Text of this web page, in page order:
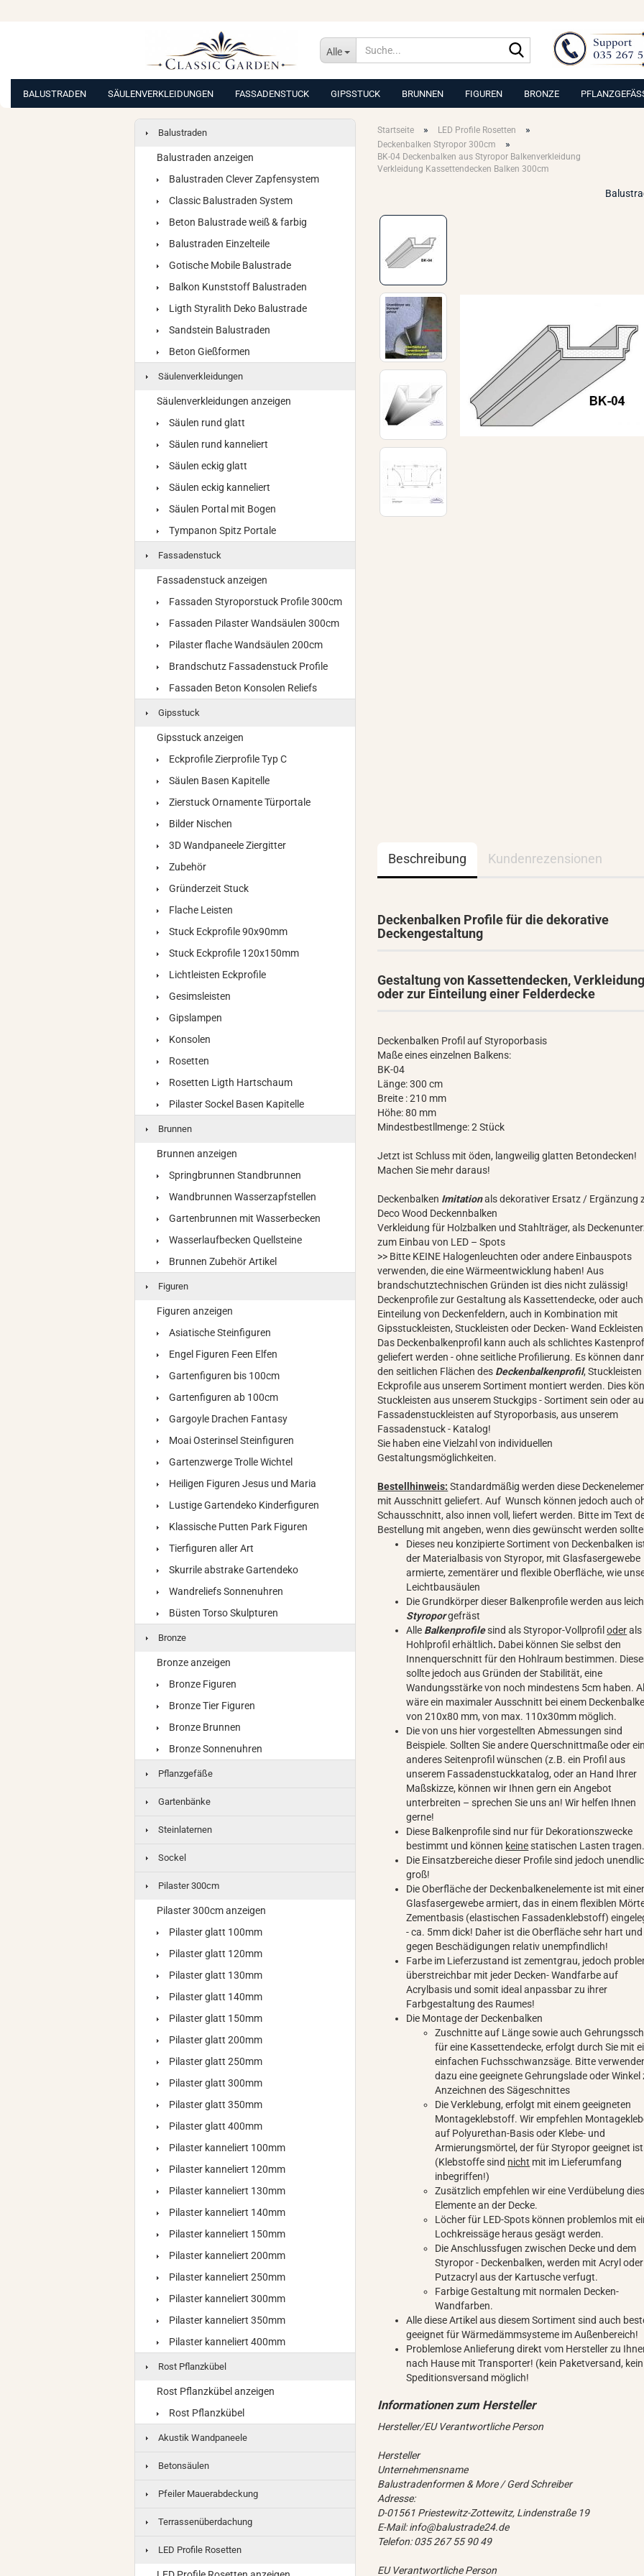
Alle
Suche...
BALUSTRADEN SÄULENVERKLEIDUNGEN FASSADENSTUCK GIPSSTUCK BRUNNEN FIGUREN BRONZE
Startseite » LED Profile Rosetten »
Deckenbalken Styropor 300cm »
BK-04 Deckenbalken aus Styropor Balkenverkleidung
Verkleidung Kassettendecken Balken 300cm
Beschreibung Kundenrezensionen
Deckenbalken Profile für die dekorative
Deckengestaltung
Gestaltung von Kassettendecken, Verkleidung
oder zur Einteilung einer Felderdecke
Deckenbalken Profil auf Styroporbasis
Maße eines einzelnen Balkens:
BK-04
Länge: 300 cm
Breite : 210 mm
Höhe: 80 mm
Mindestbestllmenge: 2 Stück
Jetzt ist Schluss mit öden, langweilig glatten Betondecken!
Machen Sie mehr daraus!
Deckenbalken Imitationals dekorativer Ersatz / Ergänzung
Deco Wood Deckennbalken
Verkleidung für Holzbalken und Stahlträger, als
zum Einbau von LED – Spots
>> Bitte KEINE Halogenleuchten oder andere Einbauspots
verwenden, die eine Wärmeentwicklung haben! Aus
brandschutztechnischen Gründen ist dies nicht zulässig!
Deckenprofile zur Gestaltung als Kassettendecke, oder
Einteilung von Deckenfeldern, auch in Kombination mit
Gipsstuckleisten, Stuckleisten oder Decken- Wand
Das Deckenbalkenprofil kann auch als schlichtes
geliefert werden - ohne seitliche Profilierung. Es können
den seitlichen Flächen des Deckenbalkenprofil, Stuckleisten
Eckprofile aus unserem Sortiment montiert werden. Dies
Stuckleisten aus unserem Stuckgips - Sortiment sein oder
Fassadenstuckleisten auf Styroporbasis, aus unserem
Fassadenstuck - Katalog!
Sie haben eine Vielzahl von individuellen
Gestaltungsmöglichkeiten.
Bestellhinweis: Standardmäßig werden diese
mit Ausschnitt geliefert. Auf Wunsch können jedoch auch
Schausschnitt, also innen voll, liefert werden. Bitte im Text
Bestellung mit angeben, wenn dies gewünscht werden
Dieses neu konzipierte Sortiment von Deckenbalken
der Materialbasis von Styropor, mit Glasfasergewebe
armierte, zementärer und flexible Oberfläche, wie
Leichtbausäulen
Die Grundkörper dieser Balkenprofile werden aus
Styroporgefräst
Alle Balkenprofilesind als Styropor-Vollprofiloderals
Hohlprofil erhältlich. Dabei können Sie selbst den
Innenquerschnitt für den Hohlraum bestimmen.
sollte jedoch aus Gründen der Stabilität, eine
Wandungsstärke von noch mindestens 5cm haben.
wäre ein maximaler Ausschnitt bei einem
von 210x80 mm, von max. 110x30mm möglich.
Die von uns hier vorgestellten Abmessungen sind
Beispiele. Sollten Sie andere Querschnittmaße oder ein
anderes Seitenprofil wünschen (z.B. ein Profil aus
unserem Fassadenstuckkatalog, oder an Hand Ihrer
Maßskizze, können wir Ihnen gern ein Angebot
unterbreiten – sprechen Sie uns an! Wir helfen Ihnen
gerne!
Diese Balkenprofile sind nur für Dekorationszwecke
bestimmt und können keinestatischen Lasten tragen.
Die Einsatzbereiche dieser Profile sind jedoch
groß!
Die Oberfläche der Deckenbalkenelemente ist mit
Glasfasergewebe armiert, das in einem flexiblen
Zementbasis (elastischen Fassadenklebstoff)
- ca. 5mm dick! Daher ist die Oberfläche sehr hart und
gegen Beschädigungen relativ unempfindlich!
Farbe im Lieferzustand ist zementgrau, jedoch
überstreichbar mit jeder Decken- Wandfarbe auf
Acrylbasis und somit ideal anpassbar zu ihrer
Farbgestaltung des Raumes!
Die Montage der Deckenbalken
Zuschnitte auf Länge sowie auch
für eine Kassettendecke, erfolgt durch Sie mit
einfachen Fuchsschwanzsäge. Bitte
dazu eine geeignete Gehrungslade oder Winkel
Anzeichnen des Sägeschnittes
Die Verklebung, erfolgt mit einem geeigneten
Montageklebstoff. Wir empfehlen
auf Polyurethan-Basis oder Klebe- und
Armierungsmörtel, der für Styropor geeignet
(Klebstoffe sind nicht mit im Lieferumfang
inbegriffen!)
Zusätzlich empfehlen wir eine Verdübelung
Elemente an der Decke.
Löcher für LED-Spots können problemlos mit
Lochkreissäge heraus gesägt werden.
Die Anschlussfugen zwischen Decke und dem
Styropor - Deckenbalken, werden mit Acryl oder
Putzacryl aus der Kartusche verfugt.
Farbige Gestaltung mit normalen Decken-
Wandfarben.
Alle diese Artikel aus diesem Sortiment sind auch
geeignet für Wärmedämmsysteme im Außenbereich!
Problemlose Anlieferung direkt vom Hersteller zu
nach Hause mit Transporter! (kein Paketversand, kein
Speditionsversand möglich!
Hersteller/EU Verantwortliche Person
Hersteller
Unternehmensname
Balustradenformen & More / Gerd Schreiber
Adresse:
D-01561 Priestewitz-Zottewitz, Lindenstraße 19
E-Mail: info@balustrade24.de
Telefon: 035 267 55 90 49
EU Verantwortliche Person
Balustraden
Balustraden anzeigen
Balustraden Clever Zapfensystem
Classic Balustraden System
Beton Balustrade weiß & farbig
Balustraden Einzelteile
Gotische Mobile Balustrade
Balkon Kunststoff Balustraden
Ligth Styralith Deko Balustrade
Sandstein Balustraden
Beton Gießformen
Säulenverkleidungen
Säulenverkleidungen anzeigen
Säulen rund glatt
Säulen rund kanneliert
Säulen eckig glatt
Säulen eckig kanneliert
Säulen Portal mit Bogen
Tympanon Spitz Portale
Fassadenstuck
Fassadenstuck anzeigen
Fassaden Styroporstuck Profile 300cm
Fassaden Pilaster Wandsäulen 300cm
Pilaster flache Wandsäulen 200cm
Brandschutz Fassadenstuck Profile
Fassaden Beton Konsolen Reliefs
Gipsstuck
Gipsstuck anzeigen
Eckprofile Zierprofile Typ C
Säulen Basen Kapitelle
Zierstuck Ornamente Türportale
Bilder Nischen
3D Wandpaneele Ziergitter
Zubehör
Gründerzeit Stuck
Flache Leisten
Stuck Eckprofile 90x90mm
Stuck Eckprofile 120x150mm
Lichtleisten Eckprofile
Gesimsleisten
Gipslampen
Konsolen
Rosetten
Rosetten Ligth Hartschaum
Pilaster Sockel Basen Kapitelle
Brunnen
Brunnen anzeigen
Springbrunnen Standbrunnen
Wandbrunnen Wasserzapfstellen
Gartenbrunnen mit Wasserbecken
Wasserlaufbecken Quellsteine
Brunnen Zubehör Artikel
Figuren
Figuren anzeigen
Asiatische Steinfiguren
Engel Figuren Feen Elfen
Gartenfiguren bis 100cm
Gartenfiguren ab 100cm
Gargoyle Drachen Fantasy
Moai Osterinsel Steinfiguren
Gartenzwerge Trolle Wichtel
Heiligen Figuren Jesus und Maria
Lustige Gartendeko Kinderfiguren
Klassische Putten Park Figuren
Tierfiguren aller Art
Skurrile abstrake Gartendeko
Wandreliefs Sonnenuhren
Büsten Torso Skulpturen
Bronze
Bronze anzeigen
Bronze Figuren
Bronze Tier Figuren
Bronze Brunnen
Bronze Sonnenuhren
Pflanzgefäße
Gartenbänke
Steinlaternen
Sockel
Pilaster 300cm
Pilaster 300cm anzeigen
Pilaster glatt 100mm
Pilaster glatt 120mm
Pilaster glatt 130mm
Pilaster glatt 140mm
Pilaster glatt 150mm
Pilaster glatt 200mm
Pilaster glatt 250mm
Pilaster glatt 300mm
Pilaster glatt 350mm
Pilaster glatt 400mm
Pilaster kanneliert 100mm
Pilaster kanneliert 120mm
Pilaster kanneliert 130mm
Pilaster kanneliert 140mm
Pilaster kanneliert 150mm
Pilaster kanneliert 200mm
Pilaster kanneliert 250mm
Pilaster kanneliert 300mm
Pilaster kanneliert 350mm
Pilaster kanneliert 400mm
Rost Pflanzkübel
Rost Pflanzkübel anzeigen
Rost Pflanzkübel
Akustik Wandpaneele
Betonsäulen
Pfeiler Mauerabdeckung
Terrassenüberdachung
LED Profile Rosetten